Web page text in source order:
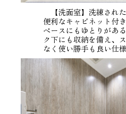
【洗面室】洗練され
便利なキャビネット付
ペースにもゆとりがあ
ク下にも収納を備え、
なく使い勝手も良い仕様